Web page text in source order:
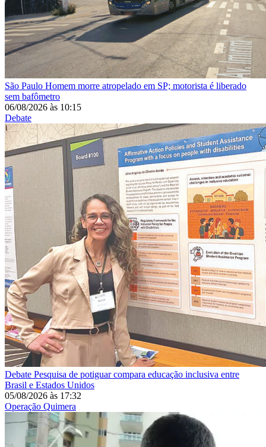
São Paulo Homem morre atropelado em SP; motorista é liberado
sem bafômetro
06/08/2026 às 10:15
Debate
Debate Pesquisa de potiguar compara educação inclusiva entre
Brasil e Estados Unidos
05/08/2026 às 17:32
Operação Quimera